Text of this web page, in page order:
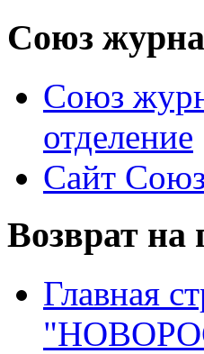
Союз
Союз
отделение
Сайт
Возврат
Главная